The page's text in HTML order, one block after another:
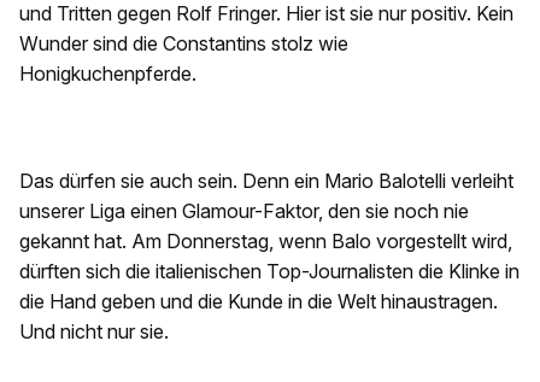
und Tritten gegen Rolf Fringer. Hier ist sie nur positiv. Kein
Wunder sind die Constantins stolz wie
Honigkuchenpferde.
Das dürfen sie auch sein. Denn ein Mario Balotelli verleiht
unserer Liga einen Glamour-Faktor, den sie noch nie
gekannt hat. Am Donnerstag, wenn Balo vorgestellt wird,
dürften sich die italienischen Top-Journalisten die Klinke in
die Hand geben und die Kunde in die Welt hinaustragen.
Und nicht nur sie.